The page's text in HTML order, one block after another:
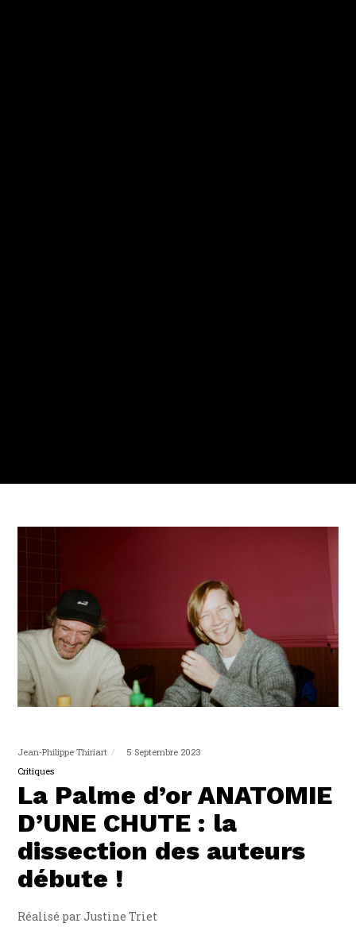
Jean-Philippe Thiriart
5 Septembre 2023
Critiques
La Palme d’or ANATOMIE
D’UNE CHUTE : la
dissection des auteurs
débute !
Réalisé par Justine Triet